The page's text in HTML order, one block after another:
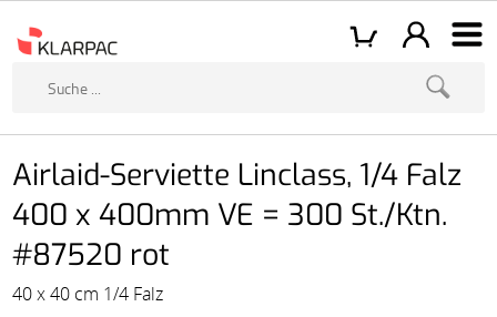
Airlaid-Serviette Linclass, 1/4 Falz
400 x 400mm VE = 300 St./Ktn.
#87520 rot
40 x 40 cm 1/4 Falz